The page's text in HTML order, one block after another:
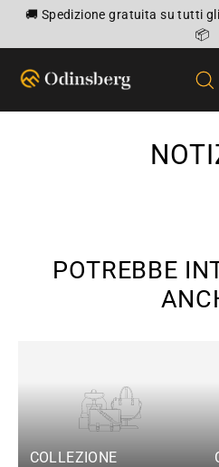
contenuti
🚚 Spedizione gratuita su tutti
📦
POTREBBE
COLLEZIONE